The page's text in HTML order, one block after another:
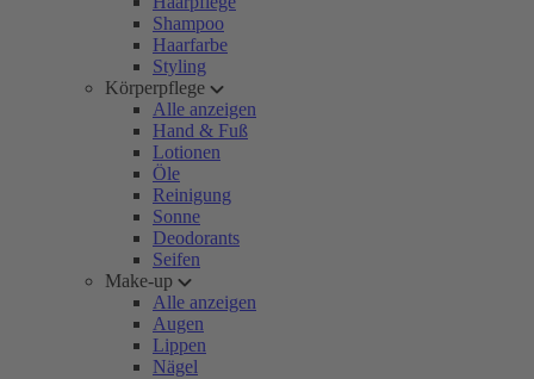
Shampoo
Haarfarbe
Styling
Körperpflege
Alle anzeigen
Hand & Fuß
Lotionen
Öle
Reinigung
Sonne
Deodorants
Seifen
Make-up
Alle anzeigen
Augen
Lippen
Nägel